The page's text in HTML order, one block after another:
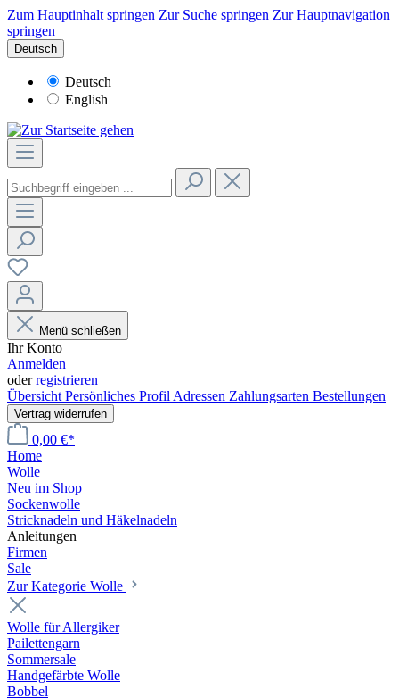
Zum Hauptinhalt springen Zur Suche springen Zur Hauptnavigation
springen
Deutsch
Deutsch
English
Menü schließen
Ihr Konto
Anmelden
oderregistrieren
Übersicht Persönliches Profil Adressen Zahlungsarten Bestellungen
Vertrag widerrufen
0,00 €*
Home
Wolle
Neu im Shop
Sockenwolle
Stricknadeln und Häkelnadeln
Anleitungen
Firmen
Sale
Zur Kategorie Wolle
Wolle für Allergiker
Pailettengarn
Sommersale
Handgefärbte Wolle
Bobbel